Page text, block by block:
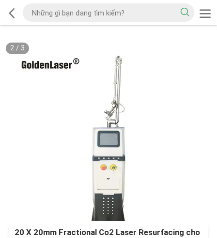
2/ 3
20 X 20mm Fractional Co2 Laser Resurfacing cho